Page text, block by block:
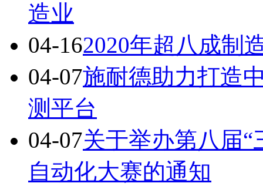
造业
04-162020年超八成制
04-07施耐德助力打造
测平台
04-07关于举办第八届
自动化大赛的通知